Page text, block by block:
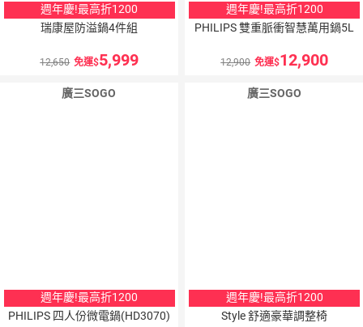
週年慶!最高折1200
瑞康屋防溢鍋4件組
12,650 免運 5,999
週年慶!最高折1200
PHILIPS 雙重脈衝智慧萬用鍋5L
12,900 免運 12,900
廣三SOGO
週年慶!最高折1200
PHILIPS 四人份微電鍋(HD3070)
廣三SOGO
週年慶!最高折1200
Style 舒適豪華調整椅